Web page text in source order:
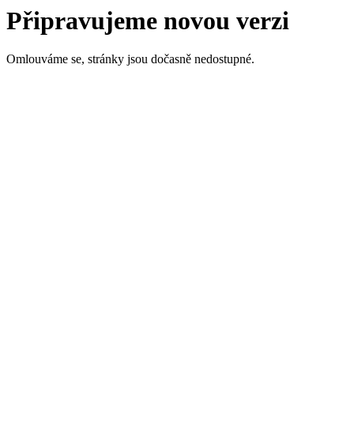
Připravujeme novou verzi
Omlouváme se, stránky jsou dočasně nedostupné.